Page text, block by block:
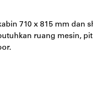
710 x 815 mm dan
ruang mesin,